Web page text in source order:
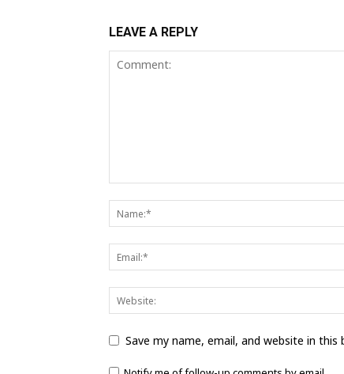
LEAVE A REPLY
Save my name, email, and website in